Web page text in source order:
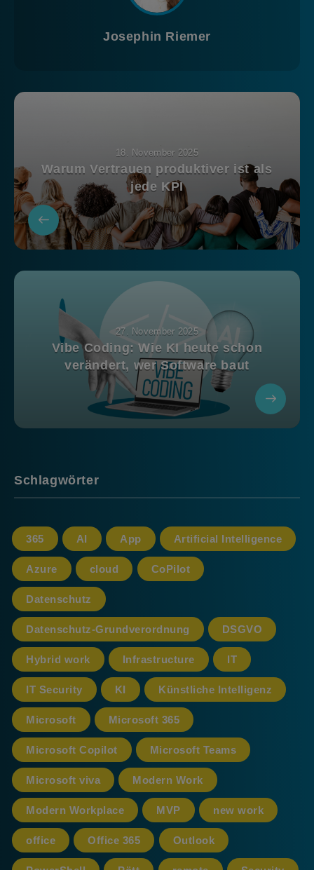
Josephin Riemer
18. November 2025
Warum Vertrauen produktiver ist als
jede KPI
27. November 2025
Vibe Coding: Wie KI heute schon
verändert, wer Software baut
Schlagwörter
365 AI App Artificial Intelligence
Azure cloud CoPilot
Datenschutz
Datenschutz-Grundverordnung DSGVO
Hybrid work Infrastructure IT
IT Security KI Künstliche Intelligenz
Microsoft Microsoft 365
Microsoft Copilot Microsoft Teams
Microsoft viva Modern Work
Modern Workplace MVP new work
office Office 365 Outlook